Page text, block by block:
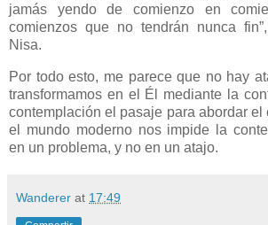
jamás yendo de comienzo en
comienzos que no tendrán nunca
Nisa.
Por todo esto, me parece que no hay
transformamos en el Él mediante la
contemplación el pasaje para abordar el
el mundo moderno nos impide la
en un problema, y no en un atajo.
Wanderer at 17:49